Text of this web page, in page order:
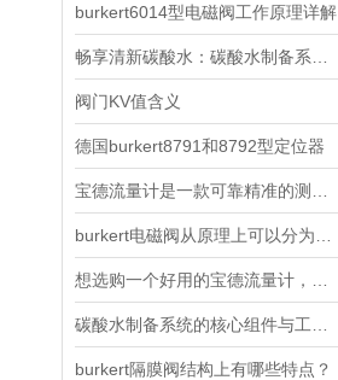
burkert6014型电磁阀工作原理详解
阀门KV值含义
德国burkert8791和8792型定位器
burkert隔膜阀结构上有哪些特点？